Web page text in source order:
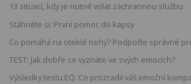
13 situací, kdy je nutné volat záchrannou službu
Stáhněte si: První pomoc do kapsy
Co pomáhá na oteklé nohy? Podpořte správné
TEST: Jak dobře se vyznáte ve svých emocích?
Výsledky testu EQ: Co prozradil váš emoční